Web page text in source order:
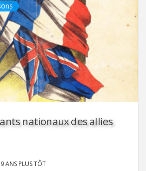
nationaux des allies
9 ANS PLUS TÔT